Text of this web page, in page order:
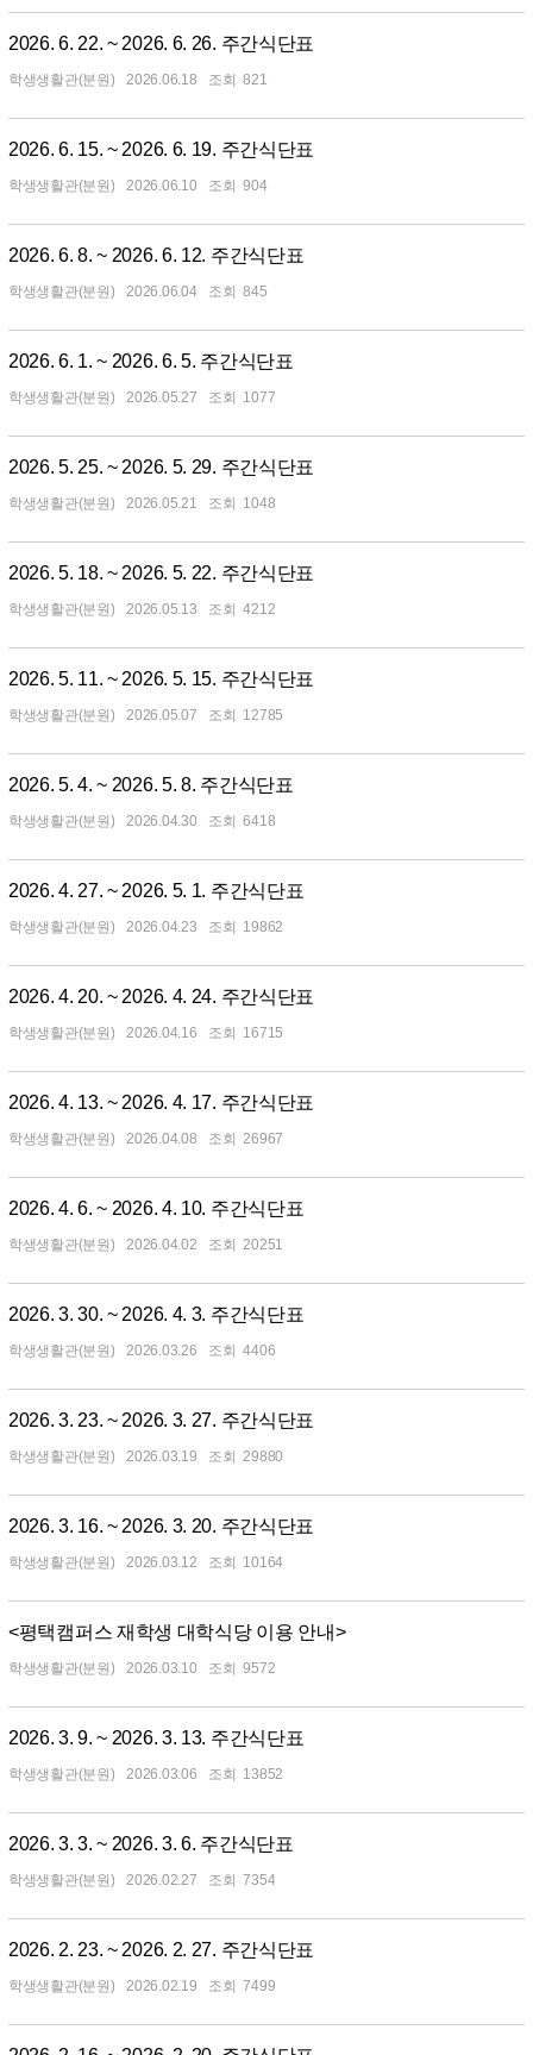
2026. 6. 22. ~ 2026. 6. 26. 주간식단표
학생생활관(분원) 2026.06.18 821
2026. 6. 15. ~ 2026. 6. 19. 주간식단표
학생생활관(분원) 2026.06.10 904
2026. 6. 8. ~ 2026. 6. 12. 주간식단표
학생생활관(분원) 2026.06.04 845
2026. 6. 1. ~ 2026. 6. 5. 주간식단표
학생생활관(분원) 2026.05.27 1077
2026. 5. 25. ~ 2026. 5. 29. 주간식단표
학생생활관(분원) 2026.05.21 1048
2026. 5. 18. ~ 2026. 5. 22. 주간식단표
학생생활관(분원) 2026.05.13 4212
2026. 5. 11. ~ 2026. 5. 15. 주간식단표
학생생활관(분원) 2026.05.07 12785
2026. 5. 4. ~ 2026. 5. 8. 주간식단표
학생생활관(분원) 2026.04.30 6418
2026. 4. 27. ~ 2026. 5. 1. 주간식단표
학생생활관(분원) 2026.04.23 19862
2026. 4. 20. ~ 2026. 4. 24. 주간식단표
학생생활관(분원) 2026.04.16 16715
2026. 4. 13. ~ 2026. 4. 17. 주간식단표
학생생활관(분원) 2026.04.08 26967
2026. 4. 6. ~ 2026. 4. 10. 주간식단표
학생생활관(분원) 2026.04.02 20251
2026. 3. 30. ~ 2026. 4. 3. 주간식단표
학생생활관(분원) 2026.03.26 4406
2026. 3. 23. ~ 2026. 3. 27. 주간식단표
학생생활관(분원) 2026.03.19 29880
2026. 3. 16. ~ 2026. 3. 20. 주간식단표
학생생활관(분원) 2026.03.12 10164
<평택캠퍼스 재학생 대학식당 이용 안내>
학생생활관(분원) 2026.03.10 9572
2026. 3. 9. ~ 2026. 3. 13. 주간식단표
학생생활관(분원) 2026.03.06 13852
2026. 3. 3. ~ 2026. 3. 6. 주간식단표
학생생활관(분원) 2026.02.27 7354
2026. 2. 23. ~ 2026. 2. 27. 주간식단표
학생생활관(분원) 2026.02.19 7499